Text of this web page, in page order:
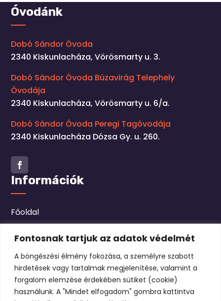
Fontosnak tartjuk az adatok védelmét
A böngészési élmény fokozása, a személyre szabott
hirdetések vagy tartalmak megjelenítése, valamint a
forgalom elemzése érdekében sütiket (cookie)
használunk. A "Mindet elfogadom" gombra kattintva
Óvodánk
Dobó Sándor Óvoda
2340 Kiskunlacháza, Vörösmarty u. 3.
Dobó Sándor Óvoda Búzavirág Telephely
Óvodája
2340 Kiskunlacháza, Vörösmarty u. 6/a.
Dobó Sándor Óvoda Peregi Tagóvodája
2340 Kiskunlacháza Dózsa Gy. u. 260.
Facebook
Információk
Főoldal
Hírek
Bemutkozás
Beiratkozás